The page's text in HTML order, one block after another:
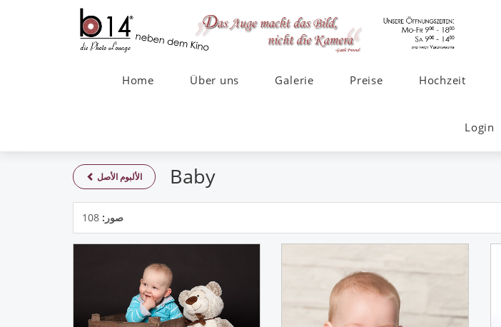
Home Über uns Galerie Preise Hochzeit
Login
الألبوم الأصل Baby
صور: 108